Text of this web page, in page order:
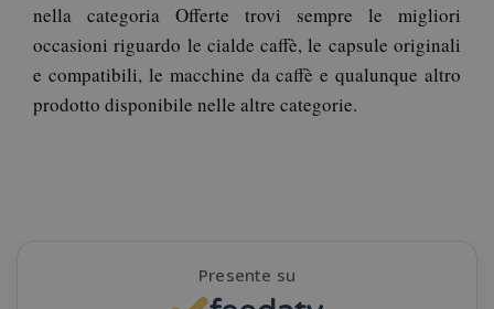
nella categoria Offerte trovi sempre le migliori
occasioni riguardo le cialde caffè, le capsule originali
e compatibili, le macchine da caffè e qualunque altro
prodotto disponibile nelle altre categorie.
Presente su